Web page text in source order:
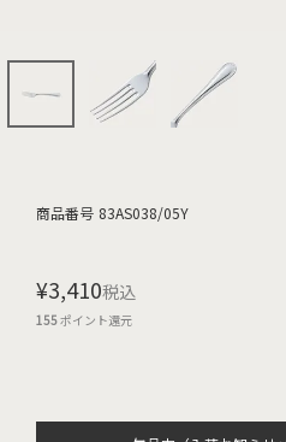
商品番号 83AS038/05Y
¥3,410税込
155ポイント還元